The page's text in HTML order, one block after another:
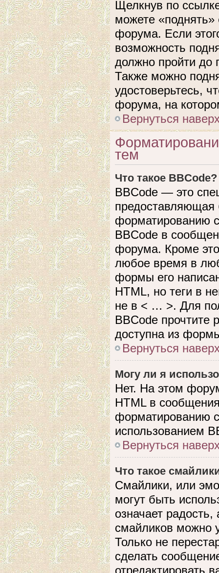
Щелкнув по
можете
форума. Если
возможность
должно пройти до
Также можно
удостоверьтесь,
форума, на
Вернуться
тем
Что такое BBCode?
BBCode — это
предоставляющая
форматированию
BBCode в
форума. Кроме
любое время в
формы его
HTML, но теги в
не в < … >. Для
BBCode прочтите
доступна из
Вернуться
Могу ли я
Нет. На этом
HTML в
форматированию
использованием
Вернуться
Что такое
Смайлики, или
могут быть
означает
смайликов можно
Только не
сделать
отредактировать